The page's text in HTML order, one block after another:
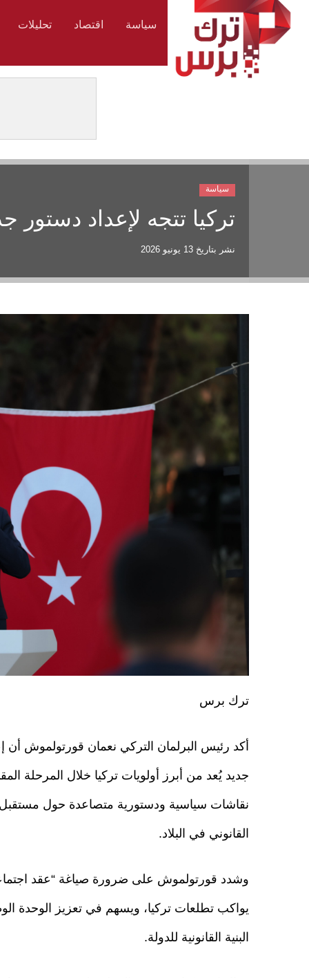
سياسة اقتصاد تحليلات
تركيا تتجه لإعداد دستور
نشر بتاريخ 13 يونيو 2026
سياسة
ترك برس
أكد رئيس البرلمان التركي نعمان قورتولموش أن
جديد يُعد من أبرز أولويات تركيا خلال المرحلة
نقاشات سياسية ودستورية متصاعدة حول مستقبل
القانوني في البلاد.
وشدد قورتولموش على ضرورة صياغة “عقد
يواكب تطلعات تركيا، ويسهم في تعزيز الوحدة
البنية القانونية للدولة.